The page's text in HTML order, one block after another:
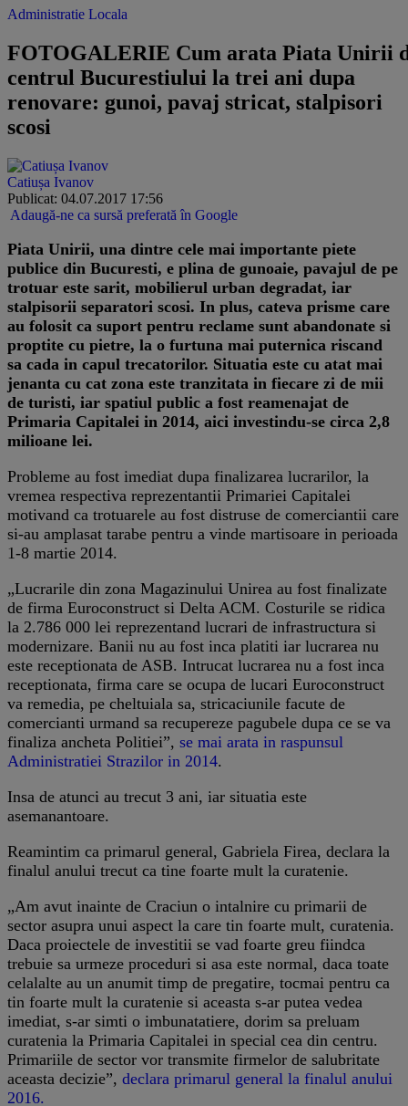
Administratie Locala
FOTOGALERIE Cum arata Piata Unirii
centrul Bucurestiului la trei ani dupa
renovare: gunoi, pavaj stricat, stalpisori
scosi
Catiușa Ivanov
Publicat: 04.07.2017 17:56
Adaugă-ne ca sursă preferată în Google
Piata Unirii, una dintre cele mai importante piete
publice din Bucuresti, e plina de gunoaie, pavajul de pe
trotuar este sarit, mobilierul urban degradat, iar
stalpisorii separatori scosi. In plus, cateva prisme care
au folosit ca suport pentru reclame sunt abandonate si
proptite cu pietre, la o furtuna mai puternica riscand
sa cada in capul trecatorilor. Situatia este cu atat mai
jenanta cu cat zona este tranzitata in fiecare zi de mii
de turisti, iar spatiul public a fost reamenajat de
Primaria Capitalei in 2014, aici investindu-se circa 2,8
milioane lei.
Probleme au fost imediat dupa finalizarea lucrarilor, la
vremea respectiva reprezentantii Primariei Capitalei
motivand ca trotuarele au fost distruse de comerciantii care
si-au amplasat tarabe pentru a vinde martisoare in perioada
1-8 martie 2014.
„Lucrarile din zona Magazinului Unirea au fost finalizate
de firma Euroconstruct si Delta ACM. Costurile se ridica
la 2.786 000 lei reprezentand lucrari de infrastructura si
modernizare. Banii nu au fost inca platiti iar lucrarea nu
este receptionata de ASB. Intrucat lucrarea nu a fost inca
receptionata, firma care se ocupa de lucari Euroconstruct
va remedia, pe cheltuiala sa, stricaciunile facute de
comercianti urmand sa recupereze pagubele dupa ce se va
finaliza ancheta Politiei”, se mai arata in raspunsul
Administratiei Strazilor in 2014.
Insa de atunci au trecut 3 ani, iar situatia este
asemanantoare.
Reamintim ca primarul general, Gabriela Firea, declara la
finalul anului trecut ca tine foarte mult la curatenie.
„Am avut inainte de Craciun o intalnire cu primarii de
sector asupra unui aspect la care tin foarte mult, curatenia.
Daca proiectele de investitii se vad foarte greu fiindca
trebuie sa urmeze proceduri si asa este normal, daca toate
celalalte au un anumit timp de pregatire, tocmai pentru ca
tin foarte mult la curatenie si aceasta s-ar putea vedea
imediat, s-ar simti o imbunatatiere, dorim sa preluam
curatenia la Primaria Capitalei in special cea din centru.
Primariile de sector vor transmite firmelor de salubritate
aceasta decizie”, declara primarul general la finalul anului
2016.